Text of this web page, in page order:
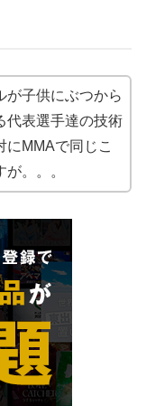
が子供にぶつから
代表選手達の技術
にMMAで同じこ
。。。